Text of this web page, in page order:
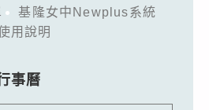
基隆女中Newplus系統
用說明
事曆